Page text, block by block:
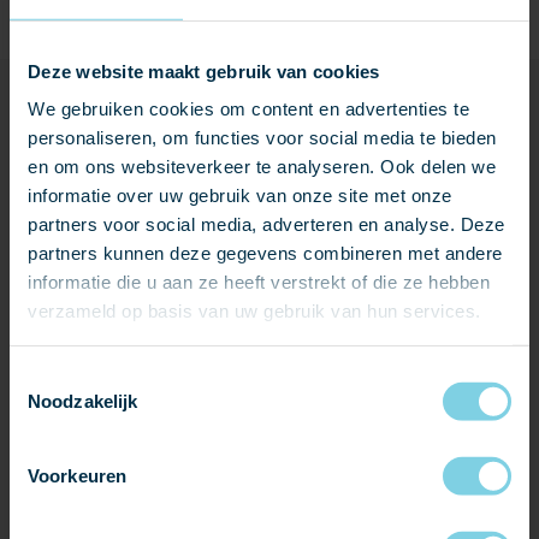
Deze website maakt gebruik van cookies
We gebruiken cookies om content en advertenties te
personaliseren, om functies voor social media te bieden
en om ons websiteverkeer te analyseren. Ook delen we
informatie over uw gebruik van onze site met onze
partners voor social media, adverteren en analyse. Deze
partners kunnen deze gegevens combineren met andere
informatie die u aan ze heeft verstrekt of die ze hebben
verzameld op basis van uw gebruik van hun services.
Noodzakelijk
Voorkeuren
PRODUCTEN IN DIT PROJECT